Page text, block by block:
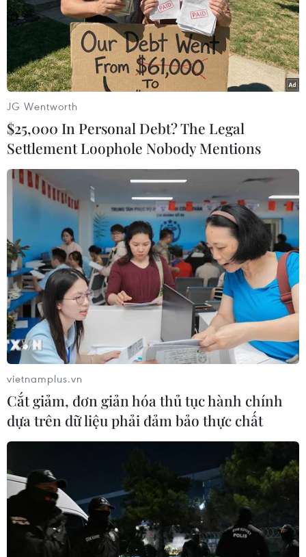
JG Wentworth
$25,000 In Personal Debt? The Legal
Settlement Loophole Nobody Mentions
vietnamplus.vn
Cắt giảm, đơn giản hóa thủ tục hành chính
dựa trên dữ liệu phải đảm bảo thực chất